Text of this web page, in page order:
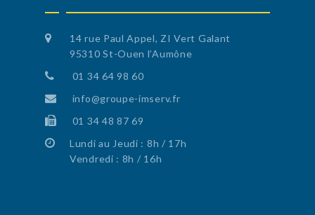
14 rue Paul Appel, ZI Vert Galant
95310 St-Ouen l’Aumône
01 34 64 98 60
info@groupe-imserv.fr
01 34 48 87 69
Lundi au Jeudi : 8h / 17h
Vendredi : 8h / 16h